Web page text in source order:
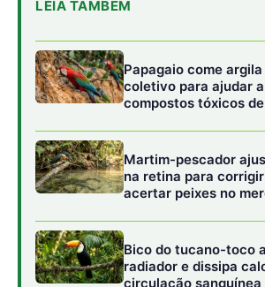
água
Durante a Semana de Ação Climática
realizada na última semana de junho de
Unido não anunciou o aporte
esperado por líderes florestais e
ambientais. A ministra do clima
elogiou a iniciativa em um evento nos
de Kew, em Londres, mas não
financeiro. Segundo ela, o governo
“conversas robustas” nas últimas
importância das florestas para a